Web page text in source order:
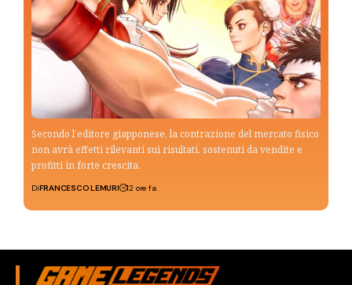
Secondo l’editore giapponese, la contrazione del mercato fisico
non avrà effetti rilevanti sui risultati, sostenuti da vendite e
profitti in forte crescita.
DiFRANCESCO LEMURI 12 ore fa